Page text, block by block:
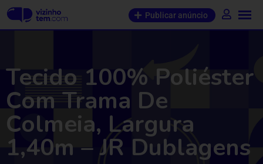
Publicar anúncio
Tecido 100% Poliéster
Com Trama De
Colmeia, Largura
1,40m – JR Dublagens